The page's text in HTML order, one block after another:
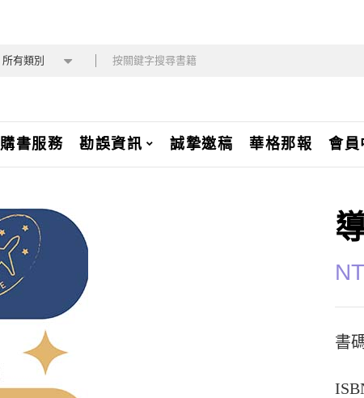
所有類別
購書服務 勘誤資訊 誠摯邀稿 華格那報 會員
書